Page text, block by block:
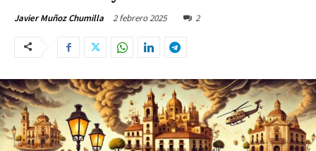
Javier Muñoz Chumilla 2 febrero 2025 2